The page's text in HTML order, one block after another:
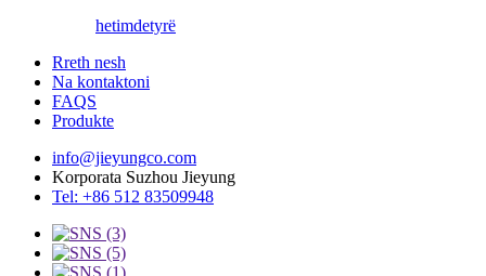
hetimdetyrë
Rreth nesh
Na kontaktoni
FAQS
Produkte
info@jieyungco.com
Korporata Suzhou Jieyung
Tel: +86 512 83509948